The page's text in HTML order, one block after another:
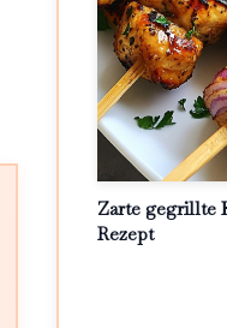
Zarte gegrillte
Rezept